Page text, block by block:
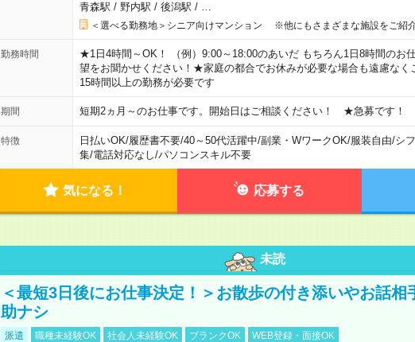
青森駅 / 野内駅 / 後潟駅 / …
＜選べる勤務地＞シニア向けマンション ※他にもさまざまな施設をご紹
勤務時間
★1日4時間～OK！ （例）9:00～18:00のあいだ もちろん1日8時間のお
望をお聞かせください！★家庭の都合でお休みが必要な場合も遠慮な
15時間以上の勤務が必要です
期間 短期2ヵ月～のお仕事です。開始日はご相談ください！ ★急募です！
特徴 日払いOK/履歴書不要/40～50代活躍中/副業・WワークOK/服装自由/シ
集/電話対応なし/パソコンスキル不要
気になる！ 応募する
未読
＜最短3日後にお仕事決定！＞お散歩の付き添いやお話相
助ナシ
派遣 職種未経験OK 社会人未経験OK ブランクOK WEB登録・面接OK